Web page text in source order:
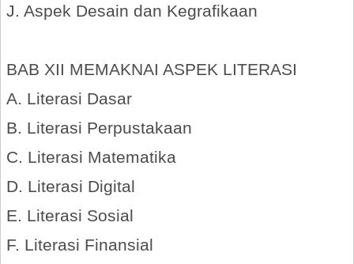
J. Aspek Desain dan Kegrafikaan
BAB XII MEMAKNAI ASPEK LITERASI
A. Literasi Dasar
B. Literasi Perpustakaan
C. Literasi Matematika
D. Literasi Digital
E. Literasi Sosial
F. Literasi Finansial